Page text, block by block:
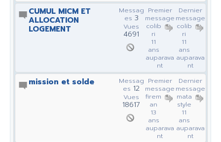
CUMUL MICM ET
ALLOCATION
LOGEMENT
Dernier
message
colib
ri
11
ans
auparava
nt
Premier
message
colib
ri
11
ans
auparava
nt
Messag
es 3
Vues
4691
mission et solde
Dernier
message
mata
style
11
ans
auparava
nt
Premier
message
firem
an
13
ans
auparava
nt
Messag
es 12
Vues
18617